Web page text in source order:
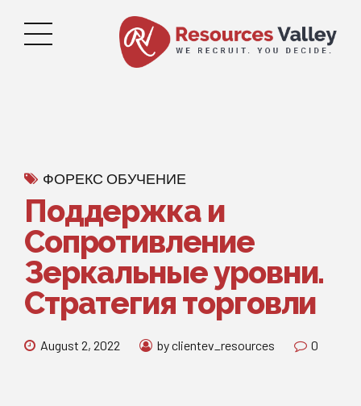
ФОРЕКС ОБУЧЕНИЕ
Поддержка и
Сопротивление
Зеркальные уровни.
Стратегия торговли
August 2, 2022 by clientev_resources 0